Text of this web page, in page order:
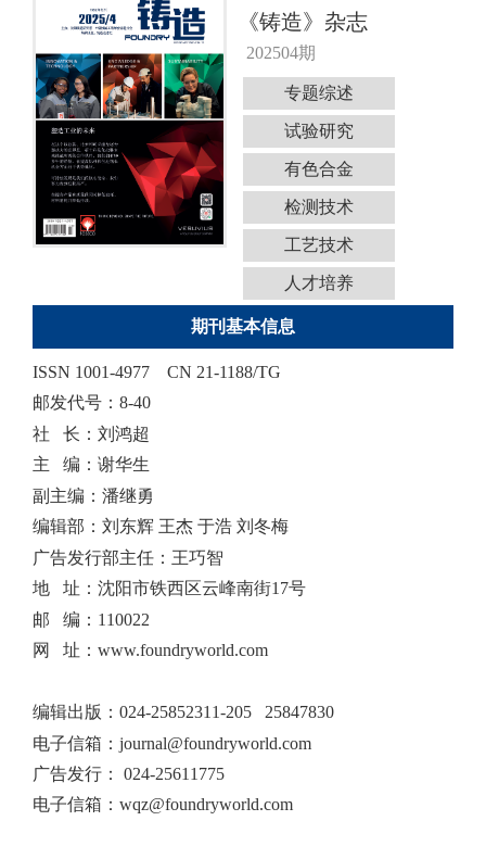
《铸造》杂志
202504期
专题综述
试验研究
有色合金
检测技术
工艺技术
人才培养
期刊基本信息
ISSN 1001-4977 CN 21-1188/TG
邮发代号：8-40
社 长：刘鸿超
主 编：谢华生
副主编：潘继勇
编辑部：刘东辉 王杰 于浩 刘冬梅
广告发行部主任：王巧智
地 址：沈阳市铁西区云峰南街17号
邮 编：110022
网 址：www.foundryworld.com
编辑出版 ： 024-25852311-205 25847830
电子信箱： journal@foundryworld.com
广告发行：
024-25611775
电子信箱： wqz@foundryworld.com